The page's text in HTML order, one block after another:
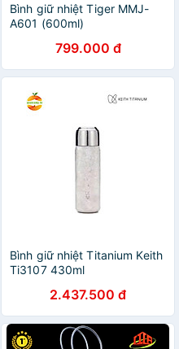
Bình giữ nhiệt Tiger MMJ-
A601 (600ml)
799.000 đ
Bình giữ nhiệt Titanium Keith
Ti3107 430ml
2.437.500 đ